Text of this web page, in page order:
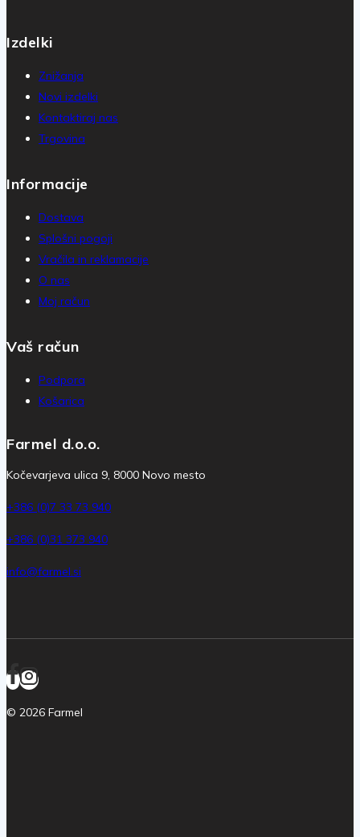
Izdelki
Znižanja
Novi izdelki
Kontaktiraj nas
Trgovina
Informacije
Dostava
Splošni pogoji
Vračila in reklamacije
O nas
Moj račun
Vaš račun
Podpora
Košarica
Farmel d.o.o.
Kočevarjeva ulica 9, 8000 Novo mesto
+386 (0)7 33 73 940
+386 (0)31 373 940
info@farmel.si
© 2026 Farmel